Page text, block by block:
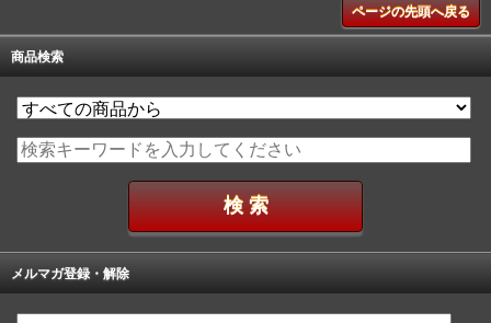
ページの先頭へ戻る
商品検索
メルマガ登録・解除